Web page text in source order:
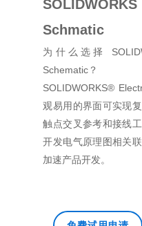
Schmatic
为什么选择
Schematic？
SOLIDWORKS®
观易用的界面可实现
触点交叉参考和接线
开发电气原理图相关
加速产品开发。